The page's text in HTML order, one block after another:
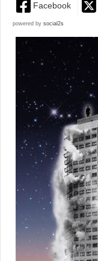
Facebook
powered by social2s